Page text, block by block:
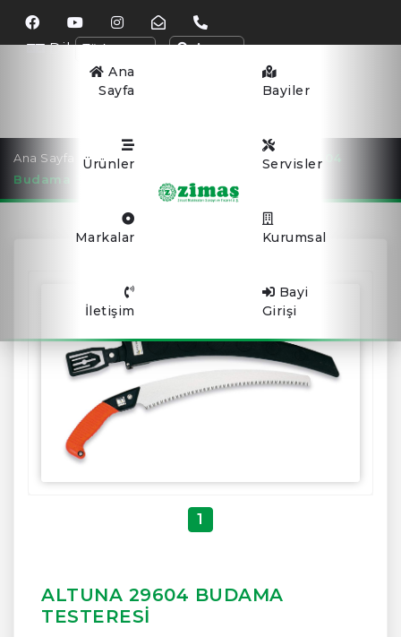
Dil
Arama
Ana
Sayfa
Ürünler
Markalar
İletişim
Bayiler
Servisler
Kurumsal
Bayi
Girişi
Ana Sayfa BUDAMA TESTERELERİ
Altuna 29604
Budama Testeresi̇
1
ALTUNA 29604 BUDAMA
TESTERESİ